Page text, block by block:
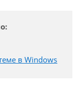
в Windows